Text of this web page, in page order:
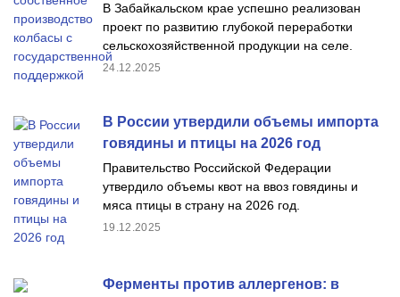
В Забайкальском крае успешно реализован
проект по развитию глубокой переработки
сельскохозяйственной продукции на селе.
24.12.2025
В России утвердили объемы импорта
говядины и птицы на 2026 год
Правительство Российской Федерации
утвердило объемы квот на ввоз говядины и
мяса птицы в страну на 2026 год.
19.12.2025
Ферменты против аллергенов: в